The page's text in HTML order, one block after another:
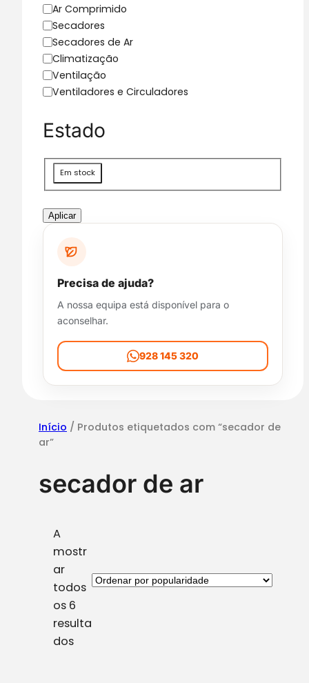
C
a
t
e
g
o
r
a
Ar Comprimido
Secadores
Secadores de Ar
Climatização
Ventilação
Ventiladores e Circuladores
Estado
i
p
b
a
d
e
Em stock
Aplicar
Precisa de ajuda?
A nossa equipa está disponível para o
aconselhar.
928 145 320
Início / Produtos etiquetados com “secador de
ar”
secador de ar
A
mostr
ar
todos
os 6
resulta
dosO